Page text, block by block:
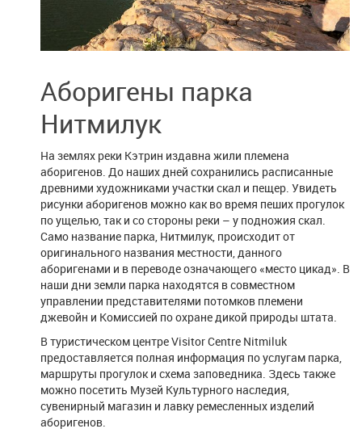
Аборигены парка
Нитмилук
На землях реки Кэтрин издавна жили племена
аборигенов. До наших дней сохранились расписанные
древними художниками участки скал и пещер. Увидеть
рисунки аборигенов можно как во время пеших прогулок
по ущелью, так и со стороны реки – у подножия скал.
Само название парка, Нитмилук, происходит от
оригинального названия местности, данного
аборигенами и в переводе означающего «место цикад». В
наши дни земли парка находятся в совместном
управлении представителями потомков племени
джевойн и Комиссией по охране дикой природы штата.
В туристическом центре Visitor Centre Nitmiluk
предоставляется полная информация по услугам парка,
маршруты прогулок и схема заповедника. Здесь также
можно посетить Музей Культурного наследия,
сувенирный магазин и лавку ремесленных изделий
аборигенов.